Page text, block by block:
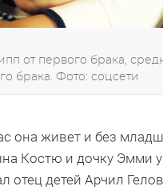
от первого брака,
брака. Фото: соцсети
она живет и без
Костю и дочку Эмми у
отец детей Арчил